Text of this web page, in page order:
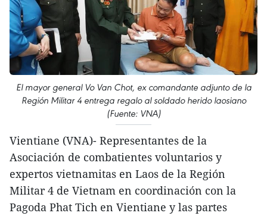
El mayor general Vo Van Chot, ex comandante adjunto de la
Región Militar 4 entrega regalo al soldado herido laosiano
(Fuente: VNA)
Vientiane (VNA)- Representantes de la
Asociación de combatientes voluntarios y
expertos vietnamitas en Laos de la Región
Militar 4 de Vietnam en coordinación con la
Pagoda Phat Tich en Vientiane y las partes